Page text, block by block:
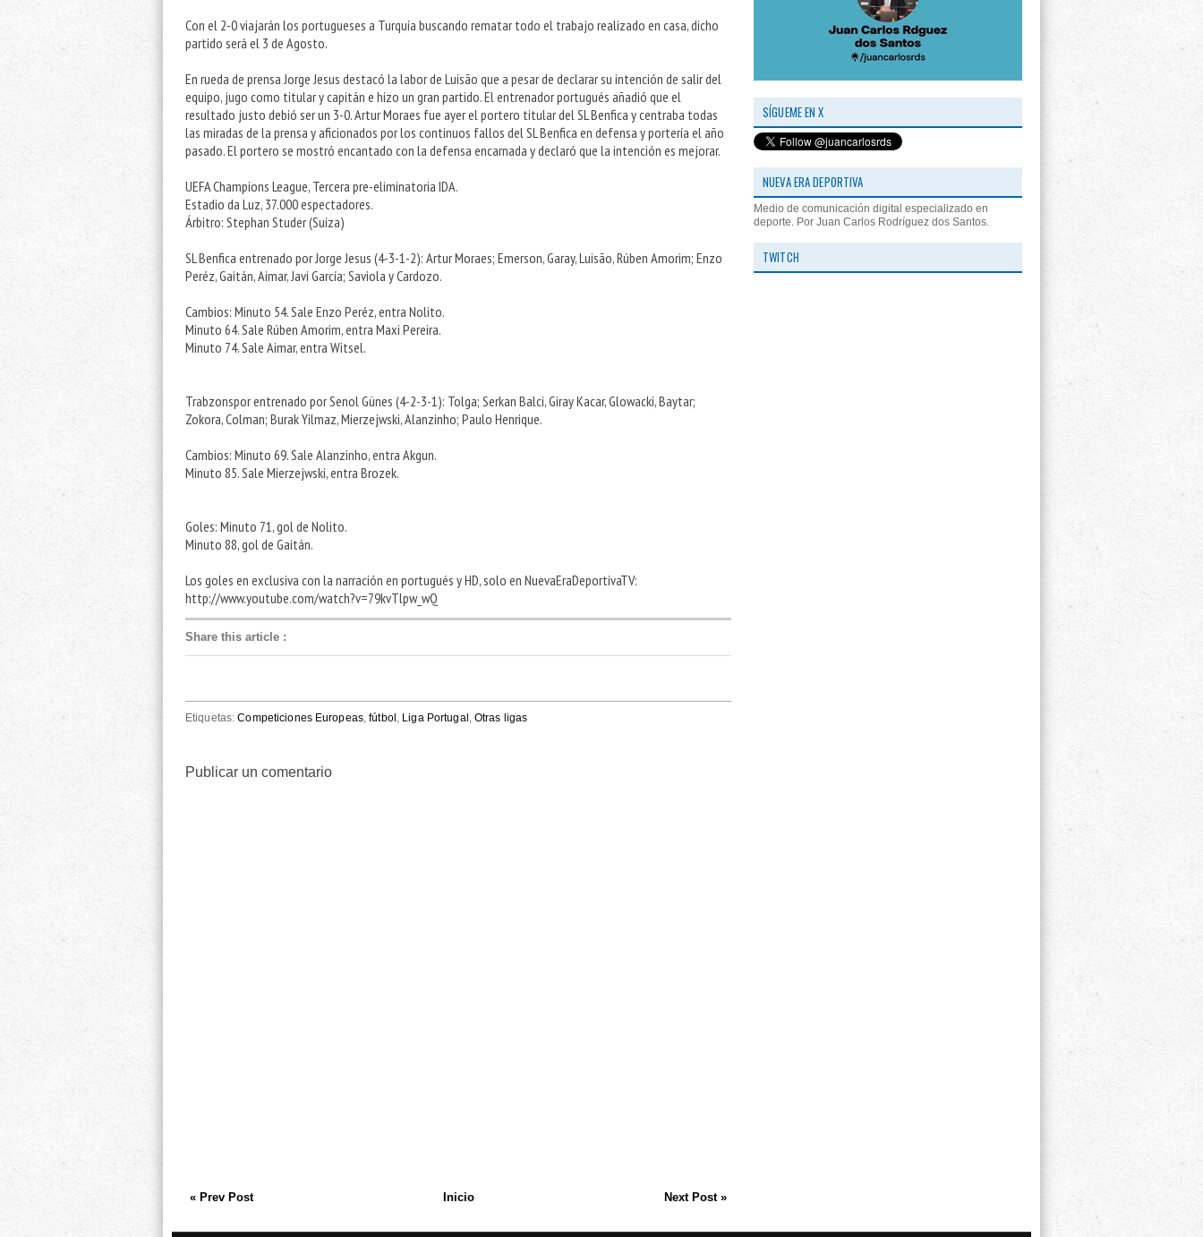
Con el 2-0 viajarán los portugueses a Turquía buscando rematar todo el trabajo realizado en casa, dicho
partido será el 3 de Agosto.
En rueda de prensa Jorge Jesus destacó la labor de Luisão que a pesar de declarar su intención de salir del
equipo, jugo como titular y capitán e hizo un gran partido. El entrenador portugués añadió que el
resultado justo debió ser un 3-0. Artur Moraes fue ayer el portero titular del SL Benfica y centraba todas
las miradas de la prensa y aficionados por los continuos fallos del SL Benfica en defensa y portería el año
pasado. El portero se mostró encantado con la defensa encarnada y declaró que la intención es mejorar.
UEFA Champions League, Tercera pre-eliminatoria IDA.
Estadio da Luz, 37.000 espectadores.
Árbitro: Stephan Studer (Suiza)
SL Benfica entrenado por Jorge Jesus (4-3-1-2): Artur Moraes; Emerson, Garay, Luisão, Rúben Amorim; Enzo
Peréz, Gaitán, Aimar, Javi García; Saviola y Cardozo.
Cambios: Minuto 54. Sale Enzo Peréz, entra Nolito.
Minuto 64. Sale Rúben Amorim, entra Maxi Pereira.
Minuto 74. Sale Aimar, entra Witsel.
Trabzonspor entrenado por Senol Günes (4-2-3-1): Tolga; Serkan Balci, Giray Kacar, Glowacki, Baytar;
Zokora, Colman; Burak Yilmaz, Mierzejwski, Alanzinho; Paulo Henrique.
Cambios: Minuto 69. Sale Alanzinho, entra Akgun.
Minuto 85. Sale Mierzejwski, entra Brozek.
Goles: Minuto 71, gol de Nolito.
Minuto 88, gol de Gaitán.
Los goles en exclusiva con la narración en portugués y HD, solo en NuevaEraDeportivaTV:
http://www.youtube.com/watch?v=79kvTlpw_wQ
Share this article :
Etiquetas:Competiciones Europeas,fútbol , Liga Portugal ,Otras ligas
Publicar un comentario
« Prev Post Next Post »
Inicio
SÍGUEME EN X
NUEVA ERA DEPORTIVA
Medio de comunicación digital especializado en
deporte. Por Juan Carlos Rodríguez dos Santos.
TWITCH